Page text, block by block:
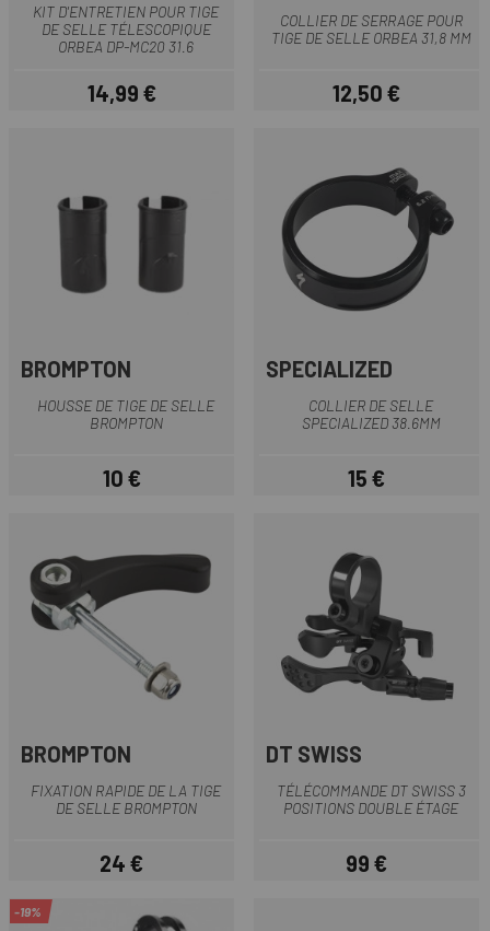
KIT D'ENTRETIEN POUR TIGE
DE SELLE TÉLESCOPIQUE
ORBEA DP-MC20 31.6
Prix
14,99 €
COLLIER DE SERRAGE POUR
TIGE DE SELLE ORBEA 31,8 MM
Prix
12,50 €
BROMPTON
HOUSSE DE TIGE DE SELLE
BROMPTON
Prix
10 €
SPECIALIZED
COLLIER DE SELLE
SPECIALIZED 38.6MM
Prix
15 €
BROMPTON
FIXATION RAPIDE DE LA TIGE
DE SELLE BROMPTON
Prix
24 €
DT SWISS
TÉLÉCOMMANDE DT SWISS 3
POSITIONS DOUBLE ÉTAGE
Prix
99 €
-19%